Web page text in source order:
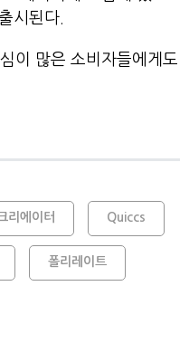
시된다.
이 많은 소비자들에게도
리에이터 Quiccs
폴리레이트